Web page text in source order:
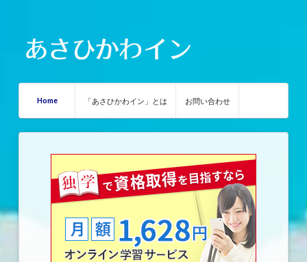
Home 「あさひかわイン」とは お問い合わせ